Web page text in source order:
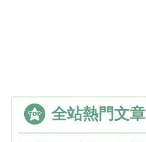
全站熱門文章